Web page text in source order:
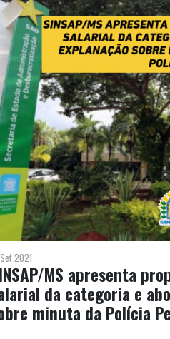
2021
MS apresenta
da categoria e
minuta da Polícia